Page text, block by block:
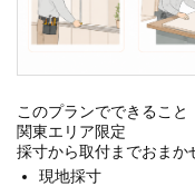
このプランでできること
関東エリア限定
採寸から取付までおまか
現地採寸